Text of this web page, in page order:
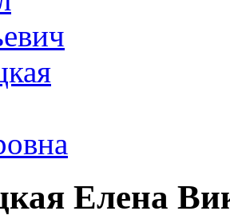
Елена